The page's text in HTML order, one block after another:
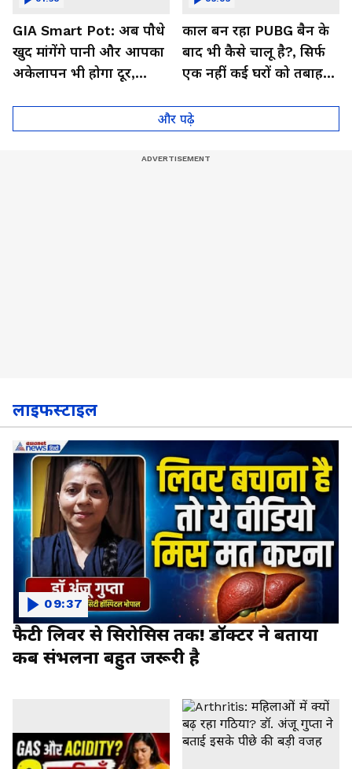
GIA Smart Pot: अब पौधे
खुद मांगेंगे पानी और आपका
अकेलापन भी होगा दूर,
काल बन रहा PUBG बैन के
बाद भी कैसे चालू है?, सिर्फ
एक नहीं कई घरों को तबाह
और पढ़े
लाइफस्टाइल
फैटी लिवर से सिरोसिस तक! डॉक्टर ने बताया
कब संभलना बहुत जरूरी है
09:37